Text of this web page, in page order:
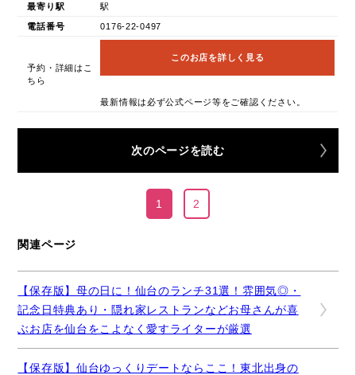
最寄り駅 駅
電話番号 0176-22-0497
予約・詳細はこ
ちら
このお店を詳しく見る
最新情報は必ず公式ページ等をご確認ください。
次のページを読む
1 2
関連ページ
【保存版】母の日に！仙台のランチ31選！雰囲気◎・
記念日特典あり・隠れ家レストランなどお母さんが喜
ぶお店を仙台をこよなく愛すライターが厳選
【保存版】仙台ゆっくりデートならここ！東北出身の